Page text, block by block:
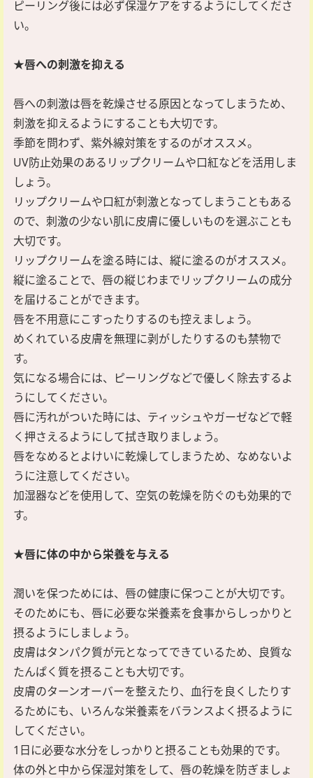
ピーリング後には必ず保湿ケアをするようにしてくださ
い。
★唇への刺激を抑える
唇への刺激は唇を乾燥させる原因となってしまうため、
刺激を抑えるようにすることも大切です。
季節を問わず、紫外線対策をするのがオススメ。
UV防止効果のあるリップクリームや口紅などを活用しま
しょう。
リップクリームや口紅が刺激となってしまうこともある
ので、刺激の少ない肌に皮膚に優しいものを選ぶことも
大切です。
リップクリームを塗る時には、縦に塗るのがオススメ。
縦に塗ることで、唇の縦じわまでリップクリームの成分
を届けることができます。
唇を不用意にこすったりするのも控えましょう。
めくれている皮膚を無理に剥がしたりするのも禁物で
す。
気になる場合には、ピーリングなどで優しく除去するよ
うにしてください。
唇に汚れがついた時には、ティッシュやガーゼなどで軽
く押さえるようにして拭き取りましょう。
唇をなめるとよけいに乾燥してしまうため、なめないよ
うに注意してください。
加湿器などを使用して、空気の乾燥を防ぐのも効果的で
す。
★唇に体の中から栄養を与える
潤いを保つためには、唇の健康に保つことが大切です。
そのためにも、唇に必要な栄養素を食事からしっかりと
摂るようにしましょう。
皮膚はタンパク質が元となってできているため、良質な
たんぱく質を摂ることも大切です。
皮膚のターンオーバーを整えたり、血行を良くしたりす
るためにも、いろんな栄養素をバランスよく摂るように
してください。
1日に必要な水分をしっかりと摂ることも効果的です。
体の外と中から保湿対策をして、唇の乾燥を防ぎましょ